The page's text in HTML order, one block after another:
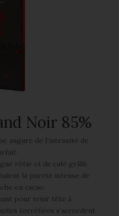
Noir 85%
augure de l’intensité de
rôtie et de café grillé,
la pureté intense de
en cacao.
pour tenir tête à
notes torréfiées s’accordent